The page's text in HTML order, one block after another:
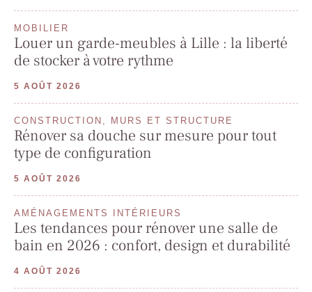
MOBILIER
Louer un garde-meubles à Lille : la liberté
de stocker à votre rythme
5 AOÛT 2026
CONSTRUCTION, MURS ET STRUCTURE
Rénover sa douche sur mesure pour tout
type de configuration
5 AOÛT 2026
AMÉNAGEMENTS INTÉRIEURS
Les tendances pour rénover une salle de
bain en 2026 : confort, design et durabilité
4 AOÛT 2026